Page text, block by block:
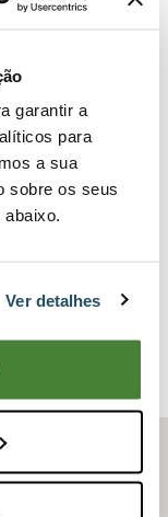
garantir a
para
a sua
sobre os seus
Ver detalhes
empresa